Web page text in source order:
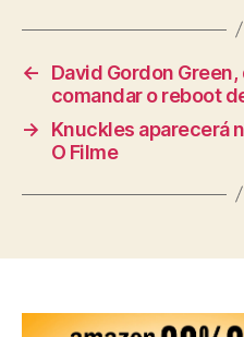
←
David Gordon
comandar o reboot
→
Knuckles aparecerá
O Filme